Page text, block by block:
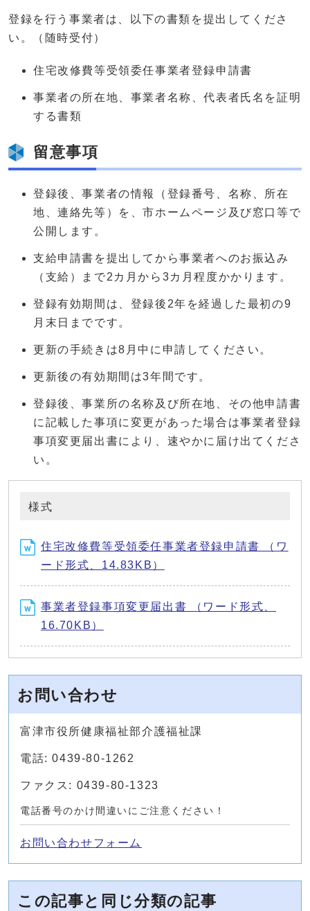
登録を行う事業者は、以下の書類を提出してくださ
い。（随時受付）
住宅改修費等受領委任事業者登録申請書
事業者の所在地、事業者名称、代表者氏名を証明
する書類
留意事項
登録後、事業者の情報（登録番号、名称、所在
地、連絡先等）を、市ホームページ及び窓口等で
公開します。
支給申請書を提出してから事業者へのお振込み
（支給）まで2カ月から3カ月程度かかります。
登録有効期間は、登録後2年を経過した最初の9
月末日までです。
更新の手続きは8月中に申請してください。
更新後の有効期間は3年間です。
登録後、事業所の名称及び所在地、その他申請書
に記載した事項に変更があった場合は事業者登録
事項変更届出書により、速やかに届け出てくださ
い。
様式
住宅改修費等受領委任事業者登録申請書 （ワ
ード形式、14.83KB）
事業者登録事項変更届出書 （ワード形式、
16.70KB）
お問い合わせ
富津市役所健康福祉部介護福祉課
電話: 0439-80-1262
ファクス: 0439-80-1323
電話番号のかけ間違いにご注意ください！
お問い合わせフォーム
この記事と同じ分類の記事